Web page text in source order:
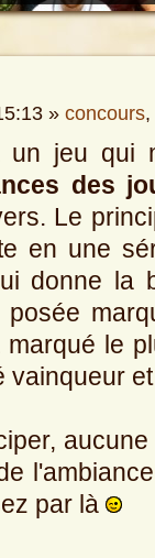
» concours,
un jeu qui
des
Le
en une
donne la
le
vainqueur
par là